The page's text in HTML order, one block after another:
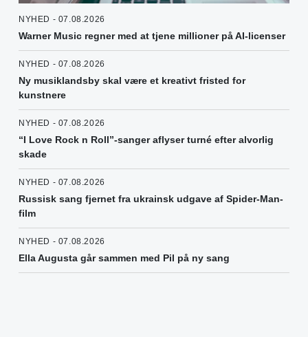
NYHED - 07.08.2026
Warner Music regner med at tjene millioner på AI-licenser
NYHED - 07.08.2026
Ny musiklandsby skal være et kreativt fristed for
kunstnere
NYHED - 07.08.2026
“I Love Rock n Roll”-sanger aflyser turné efter alvorlig
skade
NYHED - 07.08.2026
Russisk sang fjernet fra ukrainsk udgave af Spider-Man-
film
NYHED - 07.08.2026
Ella Augusta går sammen med Pil på ny sang